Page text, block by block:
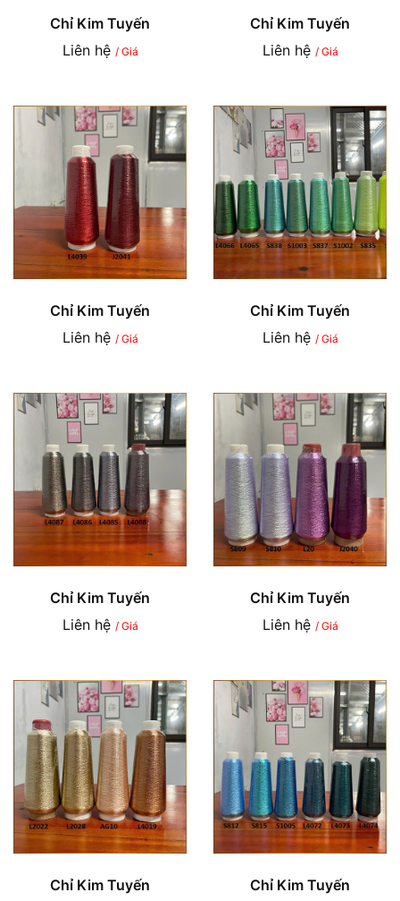
Chỉ Kim Tuyến
Liên hệ / Giá
Chỉ Kim Tuyến
Liên hệ / Giá
Chỉ Kim Tuyến
Liên hệ / Giá
Chỉ Kim Tuyến
Liên hệ / Giá
Chỉ Kim Tuyến
Liên hệ / Giá
Chỉ Kim Tuyến
Liên hệ / Giá
Chỉ Kim Tuyến Chỉ Kim Tuyến